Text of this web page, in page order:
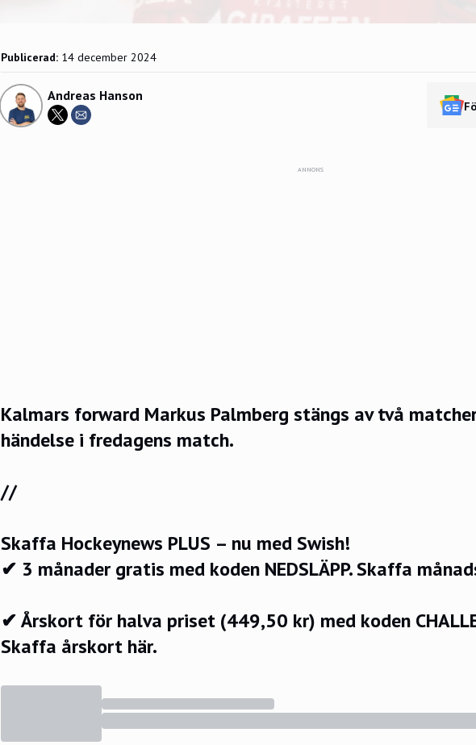
Publicerad: 14 december 2024
Andreas Hanson
ANNONS
Kalmars forward Markus Palmberg stängs av två
händelse i fredagens match.
//
Skaffa Hockeynews PLUS – nu med Swish!
✔ 3 månader gratis med koden NEDSLÄPP.Skaffa
✔ Årskort för halva priset (449,50 kr) med koden
Skaffa årskort här.